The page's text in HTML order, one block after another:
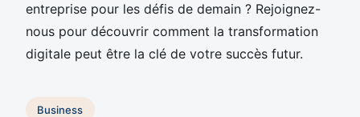
entreprise pour les défis de demain ? Rejoignez-
nous pour découvrir comment la transformation
digitale peut être la clé de votre succès futur.
Business